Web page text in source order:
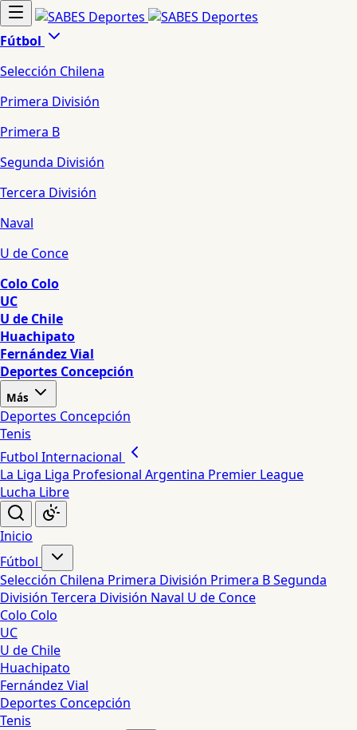
Fútbol
Selección Chilena
Primera División
Primera B
Segunda División
Tercera División
Naval
U de Conce
Colo Colo
UC
U de Chile
Huachipato
Fernández Vial
Deportes Concepción
Más
Deportes Concepción
Tenis
Futbol Internacional
La Liga Liga Profesional Argentina Premier League
Lucha Libre
Inicio
Fútbol
Selección Chilena Primera División Primera BSegunda
División Tercera División Naval U de Conce
Colo Colo
UC
U de Chile
Huachipato
Fernández Vial
Deportes Concepción
Tenis